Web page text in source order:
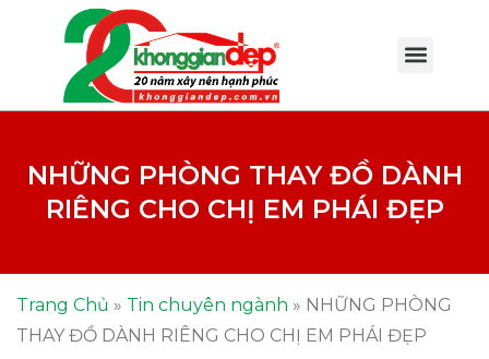
NHỮNG PHÒNG THAY ĐỒ DÀNH
RIÊNG CHO CHỊ EM PHÁI ĐẸP
Trang Chủ » Tin chuyên ngành » NHỮNG PHÒNG
THAY ĐỒ DÀNH RIÊNG CHO CHỊ EM PHÁI ĐẸP